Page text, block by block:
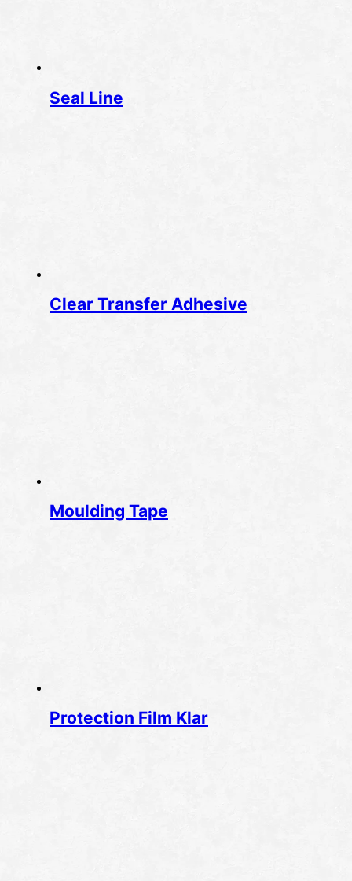
Seal Line
Clear Transfer Adhesive
Moulding Tape
Protection Film Klar